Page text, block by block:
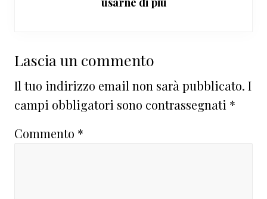
Interazioni
del
lettore
Lascia un commento
Il tuo indirizzo email non sarà pubblicato. I
campi obbligatori sono contrassegnati *
Commento *